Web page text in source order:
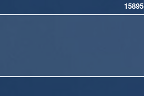
15895